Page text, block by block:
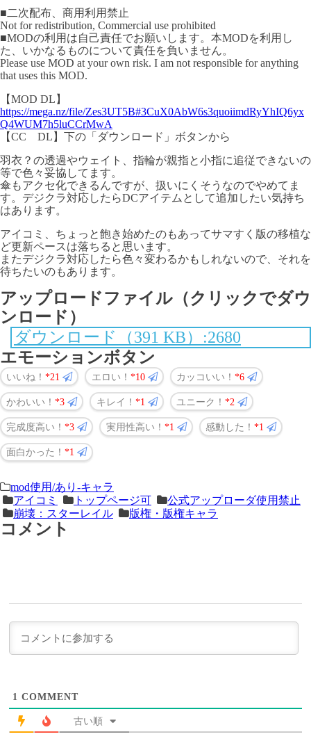
■二次配布、商用利用禁止
Not for redistribution, Commercial use prohibited
■MODの利用は自己責任でお願いします。本MODを利用し
た、いかなるものについて責任を負いません。
Please use MOD at your own risk. I am not responsible for anything
that uses this MOD.
【MOD DL】
https://mega.nz/file/Zes3UT5B#3CuX0AbW6s3quoiimdRyYhIQ6yx
Q4WUM7h5luCCrMwA
【CC DL】下の「ダウンロード」ボタンから
羽衣？の透過やウェイト、指輪が親指と小指に追従できないの
等で色々妥協してます。
傘もアクセ化できるんですが、扱いにくそうなのでやめてま
す。デジクラ対応したらDCアイテムとして追加したい気持ち
はあります。
アイコミ、ちょっと飽き始めたのもあってサマすく版の移植な
ど更新ペースは落ちると思います。
またデジクラ対応したら色々変わるかもしれないので、それを
待ちたいのもあります。
アップロードファイル（クリックでダウ
ンロード）
ダウンロード（391 KB）:2680
エモーションボタン
いいね！ 21 エロい！ 10 カッコいい！ 6
かわいい！ 3 キレイ！ 1 ユニーク！ 2
完成度高い！ 3 実用性高い！ 1 感動した！ 1
面白かった！ 1
＜
次
の
前
の
記
mod使用/あり-キャラ
アイコミ
トップページ可
公式アップローダ使用禁止
崩壊：スターレイル
版権・版権キャラ
コメント
1 COMMENT
古い順